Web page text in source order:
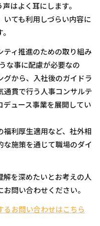
はよく耳にします。
ても利用しづらい内容に
ィ推進のための取り組み
な事に配慮が必要なの
から、入社後のガイドラ
通貫で行う人事コンサルテ
ュース事業を展開してい
利厚生適用など、社外相
施策を通じて職場のダイ
を深めたいとお考えの人
問い合わせください。
お問い合わせはこちら